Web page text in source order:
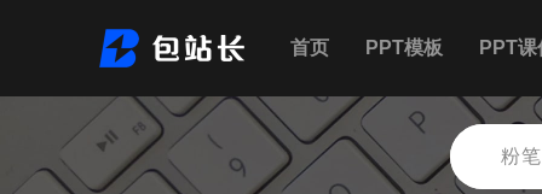
首页 PPT模板 PPT课